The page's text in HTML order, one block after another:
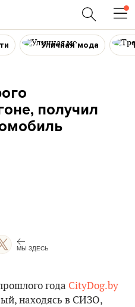
Уличная мода
получил
МЫ ЗДЕСЬ
года CityDog.by
находясь в СИЗО,